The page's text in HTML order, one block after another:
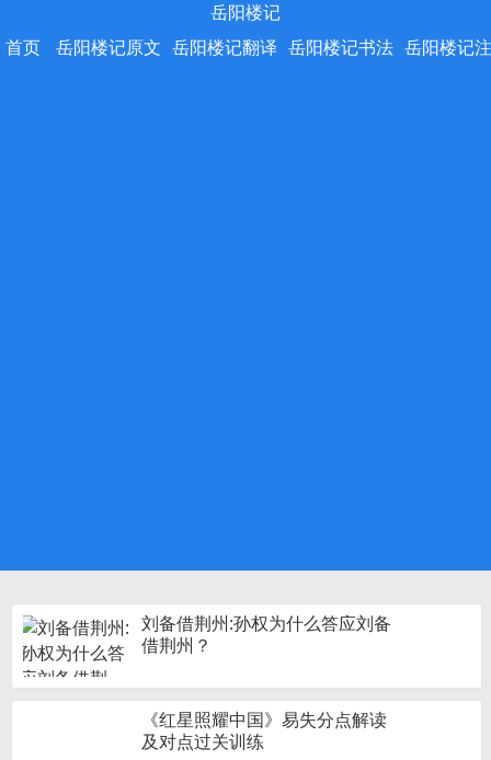
岳阳楼记
首页
岳阳楼记原文 岳阳楼记翻译 岳阳楼记书法 岳阳楼记
刘备借荆州:孙权为什么答应刘备
借荆州？
《红星照耀中国》易失分点解读
及对点过关训练